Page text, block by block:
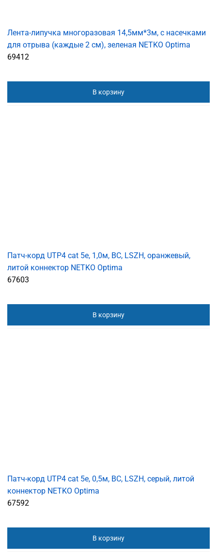
Лента-липучка многоразовая 14,5мм*3м, с насечками
для отрыва (каждые 2 см), зеленая NETKO Optima
69412
В корзину
Патч-корд UTP4 cat 5e, 1,0м, ВС, LSZH, оранжевый,
литой коннектор NETKO Optima
67603
В корзину
Патч-корд UTP4 cat 5е, 0,5м, ВС, LSZH, серый, литой
коннектор NETKO Optima
67592
В корзину